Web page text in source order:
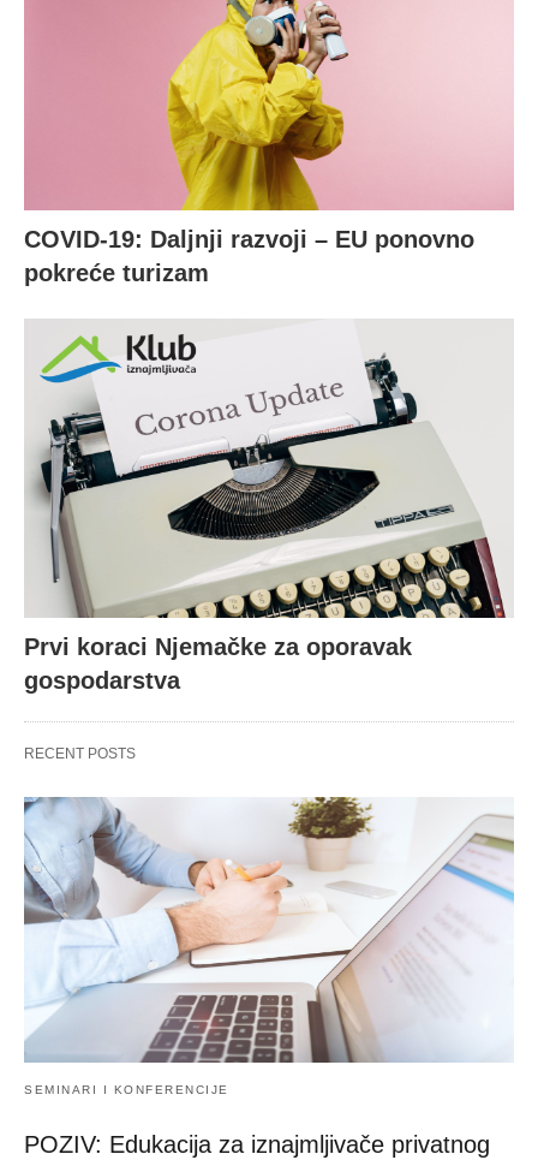
COVID-19: Daljnji razvoji – EU ponovno
pokreće turizam
Prvi koraci Njemačke za oporavak
gospodarstva
RECENT POSTS
SEMINARI I KONFERENCIJE
POZIV: Edukacija za iznajmljivače privatnog